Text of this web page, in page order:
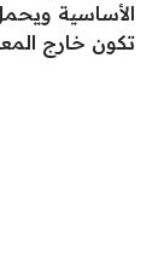
الأساسية
تكون خارج